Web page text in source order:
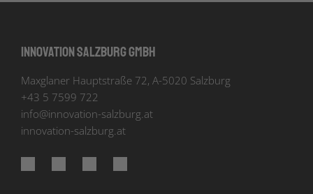
Innovation Salzburg GmbH
Maxglaner Hauptstraße 72, A-5020 Salzburg
+43 5 7599 722
info@innovation-salzburg.at
innovation-salzburg.at